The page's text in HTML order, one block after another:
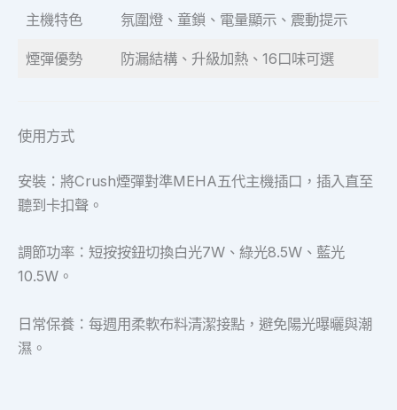
主機特色 氛圍燈、童鎖、電量顯示、震動提示
煙彈優勢 防漏結構、升級加熱、16口味可選
使用方式
安裝：將Crush煙彈對準MEHA五代主機插口，插入直至
聽到卡扣聲。
調節功率：短按按鈕切換白光7W、綠光8.5W、藍光
10.5W。
日常保養：每週用柔軟布料清潔接點，避免陽光曝曬與潮
濕。